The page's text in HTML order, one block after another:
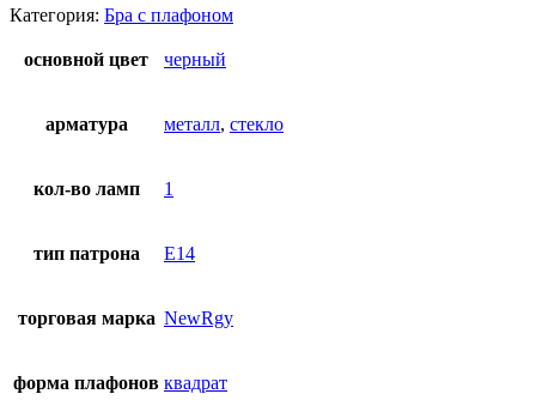
Категория: Бра с плафоном
основной цвет черный
арматура металл, стекло
кол-во ламп 1
тип патрона E14
торговая марка NewRgy
форма плафонов квадрат